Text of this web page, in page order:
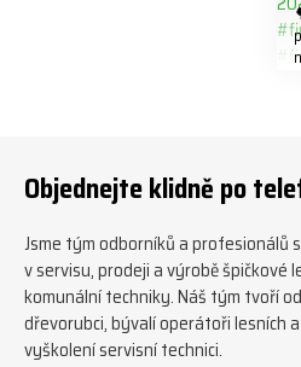
Objednejte klidně po
Jsme tým odborníků a profesionálů
v servisu, prodeji a výrobě špičkové
komunální techniky. Náš tým tvoří
dřevorubci, bývalí operátoři lesních
vyškolení servisní technici.